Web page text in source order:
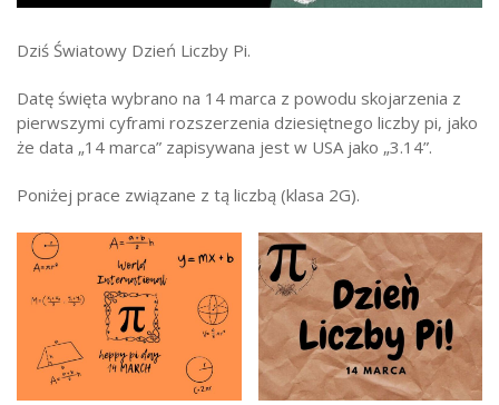
Strefa ucznia
Bursa/Internat
Rekrutacja
Oferty pracy dla pracowników
Dziś Światowy Dzień Liczby Pi.
Datę święta wybrano na 14 marca z powodu skojarzenia z
pierwszymi cyframi rozszerzenia dziesiętnego liczby pi, jako
że data „14 marca” zapisywana jest w USA jako „3.14”.
Poniżej prace związane z tą liczbą (klasa 2G).